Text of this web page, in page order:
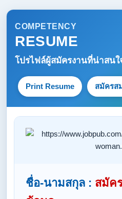
COMPETENCY
RESUME
โปรไฟล์ผู้สมัครงานที่น่าสนใ
Print Resume สมัครส
ชื่อ-นามสกุล : สมัค